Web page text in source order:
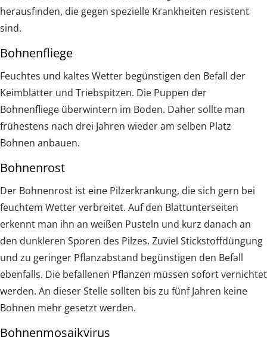
herausfinden, die gegen spezielle Krankheiten resistent
sind.
Bohnenfliege
Feuchtes und kaltes Wetter begünstigen den Befall der
Keimblätter und Triebspitzen. Die Puppen der
Bohnenfliege überwintern im Boden. Daher sollte man
frühestens nach drei Jahren wieder am selben Platz
Bohnen anbauen.
Bohnenrost
Der Bohnenrost ist eine Pilzerkrankung, die sich gern bei
feuchtem Wetter verbreitet. Auf den Blattunterseiten
erkennt man ihn an weißen Pusteln und kurz danach an
den dunkleren Sporen des Pilzes. Zuviel Stickstoffdüngung
und zu geringer Pflanzabstand begünstigen den Befall
ebenfalls. Die befallenen Pflanzen müssen sofort vernichtet
werden. An dieser Stelle sollten bis zu fünf Jahren keine
Bohnen mehr gesetzt werden.
Bohnenmosaikvirus